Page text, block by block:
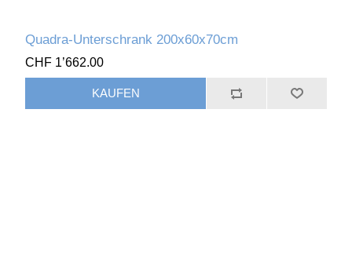
Quadra-Unterschrank 200x60x70cm
CHF 1’662.00